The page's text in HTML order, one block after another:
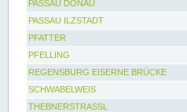
PASSAU DONAU
PASSAU ILZSTADT
PFATTER
PFELLING
REGENSBURG EISERNE BRÜCKE
SCHWABELWEIS
THEBNERSTRASSL